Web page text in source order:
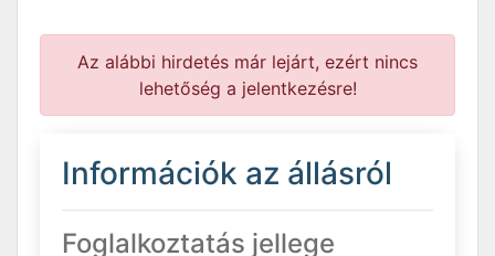
Az alábbi hirdetés már lejárt, ezért nincs
lehetőség a jelentkezésre!
Információk az állásról
Foglalkoztatás jellege